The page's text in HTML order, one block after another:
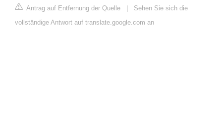
Antrag auf Entfernung der Quelle | Sehen Sie sich die
vollständige Antwort auf translate.google.com an